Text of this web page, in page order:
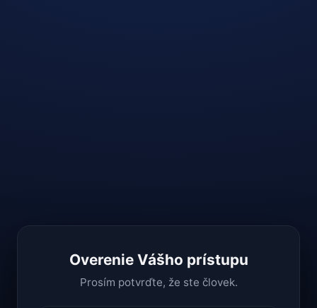
Overenie Vášho prístupu
Prosím potvrďte, že ste človek.